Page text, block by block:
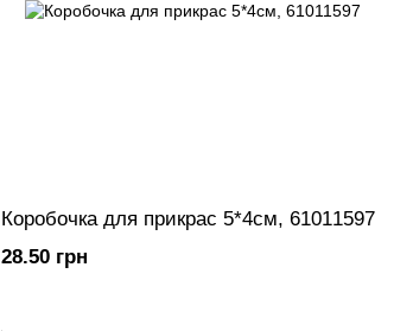
Коробочка для прикрас 5*4см, 61011597
28.50 грн